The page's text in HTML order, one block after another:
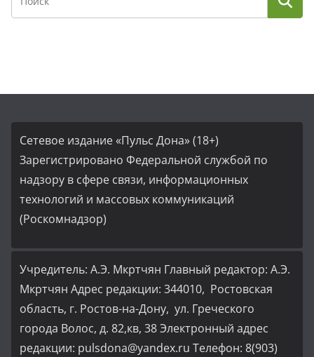
Сетевое издание «Пульс Дона» (18+)
Зарегистрировано Федеральной службой по
надзору в сфере связи, информационных
технологий и массовых коммуникаций
(Роскомнадзор)
Учредитель: А.Э. Мкртчян Главный редактор: А.Э.
Мкртчян Адрес редакции: 344010, Ростовская
область, г. Ростов-на-Дону, ул. Греческого
города Волос, д. 82,кв, 38 Электронный адрес
редакции: pulsdona@yandex.ru Телефон: 8(903)